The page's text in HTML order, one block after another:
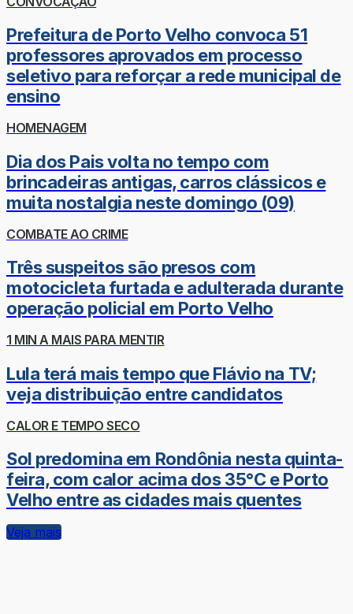
Prefeitura de Porto Velho convoca 51
professores aprovados em processo
seletivo para reforçar a rede municipal de
ensino
HOMENAGEM
Dia dos Pais volta no tempo com
brincadeiras antigas, carros clássicos e
muita nostalgia neste domingo (09)
COMBATE AO CRIME
Três suspeitos são presos com
motocicleta furtada e adulterada durante
operação policial em Porto Velho
1 MIN A MAIS PARA MENTIR
Lula terá mais tempo que Flávio na TV;
veja distribuição entre candidatos
CALOR E TEMPO SECO
Sol predomina em Rondônia nesta quinta-
feira, com calor acima dos 35°C e Porto
Velho entre as cidades mais quentes
Veja mais